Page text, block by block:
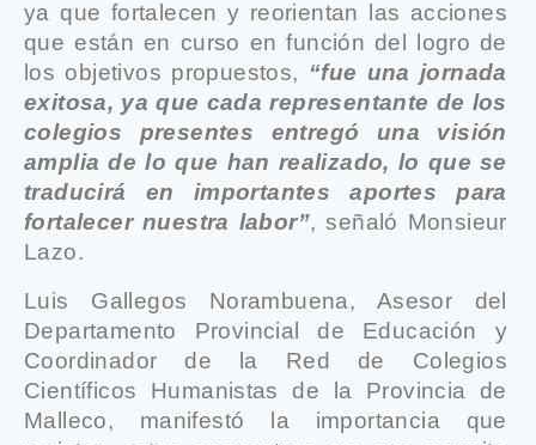
ya que fortalecen y reorientan las acciones
que están en curso en función del logro de
los objetivos propuestos, “fue una jornada
exitosa, ya que cada representante de los
colegios presentes entregó una visión
amplia de lo que han realizado, lo que se
traducirá en importantes aportes para
fortalecer nuestra labor”, señaló Monsieur
Lazo.
Luis Gallegos Norambuena, Asesor del
Departamento Provincial de Educación y
Coordinador de la Red de Colegios
Científicos Humanistas de la Provincia de
Malleco, manifestó la importancia que